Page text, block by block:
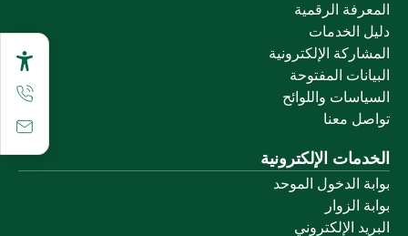
المعرفة الرقمية
دليل الخدمات
المشاركة الإلكترونية
البيانات المفتوحة
السياسات واللوائح
تواصل معنا
الخدمات الإلكترونية
بوابة الدخول الموحد
بوابة الزوار
البريد الإلكتروني